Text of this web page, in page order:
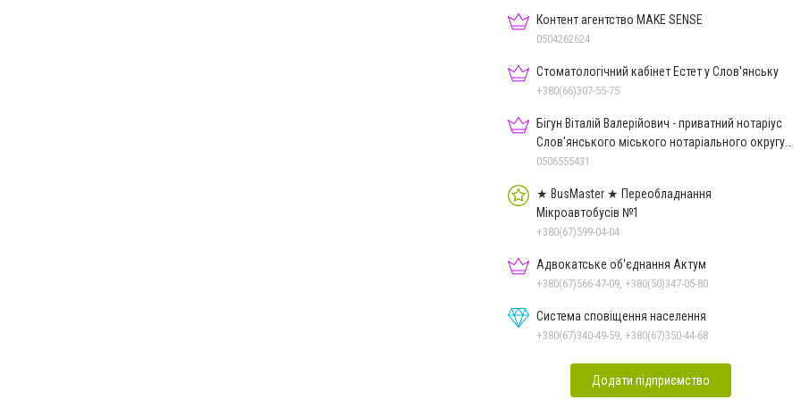
Контент агентство MAKE SENSE
0504262624
Стоматологічний кабінет Естет у Слов'янську
+380(66)307-55-75
Бігун Віталій Валерійович - приватний нотаріус
Слов'янського міського нотаріального округу
Дон.обл.
0506555431
★ BusMaster ★ Переобладнання
Мікроавтобусів №1
+380(67)599-04-04
Адвокатське об'єднання Актум
+380(67)566-47-09, +380(50)347-05-80
Система сповіщення населення
+380(67)340-49-59, +380(67)350-44-68
Додати підприємство